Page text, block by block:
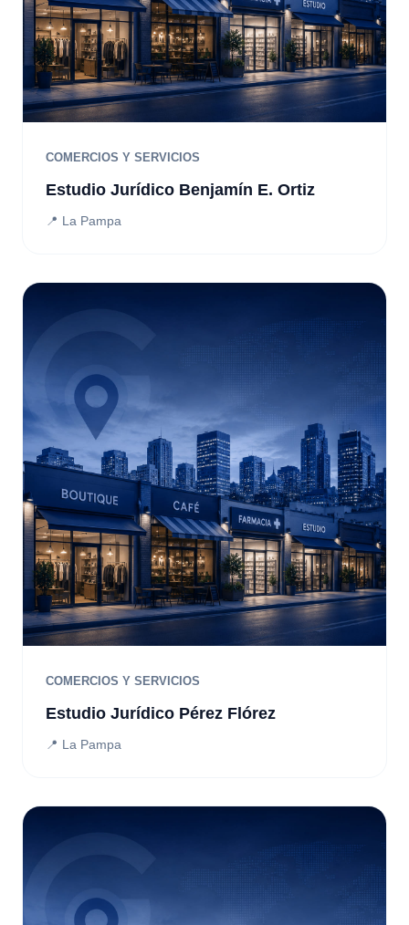
COMERCIOS Y SERVICIOS
Estudio Jurídico Benjamín E. Ortiz
📍 La Pampa
COMERCIOS Y SERVICIOS
Estudio Jurídico Pérez Flórez
📍 La Pampa